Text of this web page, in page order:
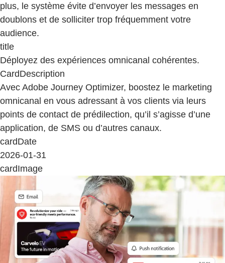
plus, le système évite d’envoyer les messages en
doublons et de solliciter trop fréquemment votre
audience.
title
Déployez des expériences omnicanal cohérentes.
CardDescription
Avec Adobe Journey Optimizer, boostez le marketing
omnicanal en vous adressant à vos clients via leurs
points de contact de prédilection, qu’il s’agisse d’une
application, de SMS ou d’autres canaux.
cardDate
2026-01-31
cardImage